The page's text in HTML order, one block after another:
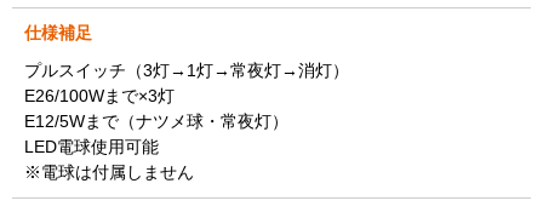
仕様補足
プルスイッチ（3灯→1灯→常夜灯→消灯）
E26/100Wまで×3灯
E12/5Wまで（ナツメ球・常夜灯）
LED電球使用可能
※電球は付属しません